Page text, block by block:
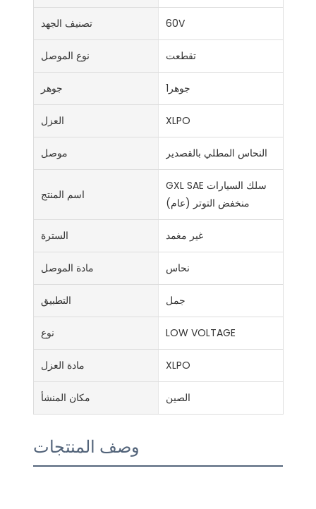
تصنيف الجهد 60V
نوع الموصل تقطعت
جوهر جوهر1
العزل XLPO
موصل النحاس المطلي بالقصدير
اسم المنتج
GXL SAE سلك السيارات
منخفض التوتر (عام)
السترة غير مغمد
مادة الموصل نحاس
التطبيق جمل
نوع LOW VOLTAGE
مادة العزل XLPO
مكان المنشأ الصين
وصف المنتجات